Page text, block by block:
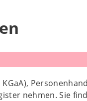
nehmen. Sie